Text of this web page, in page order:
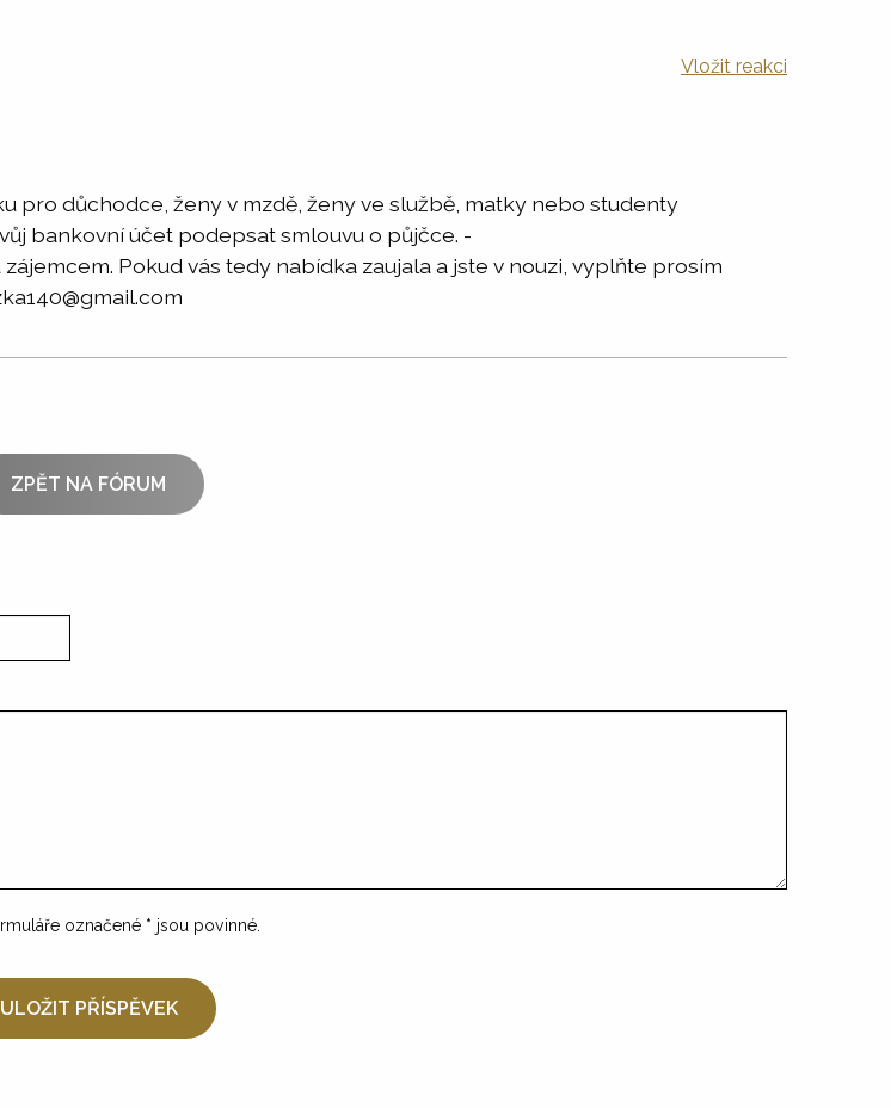
Vložit reakci
pro důchodce, ženy v mzdě, ženy ve službě, matky nebo studenty
bankovní účet podepsat smlouvu o půjčce. -
Pokud vás tedy nabídka zaujala a jste v nouzi, vyplňte prosím
ZPĚT NA FÓRUM
označené * jsou povinné.